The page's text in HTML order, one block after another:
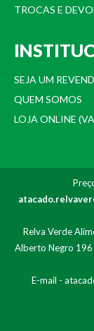
TROCAS E
SEJA UM
QUEM SOMOS
LOJA ONLINE
Relva Verde
Alberto Negro 196
E-mail -